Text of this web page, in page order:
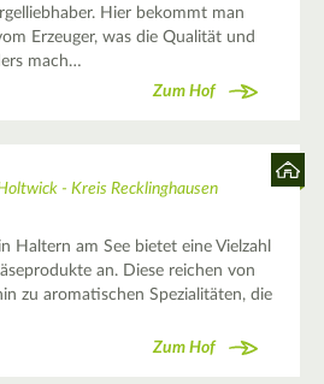
Hier bekommt man
Erzeuger, was die Qualität und
mach…
Zum Hof
- Kreis Recklinghausen
Haltern am See bietet eine Vielzahl
an. Diese reichen von
zu aromatischen Spezialitäten, die
Zum Hof